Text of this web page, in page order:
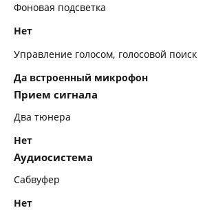
Фоновая подсветка
Нет
Управление голосом, голосовой поиск
Да встроенный микрофон
Прием сигнала
Два тюнера
Нет
Аудиосистема
Сабвуфер
Нет